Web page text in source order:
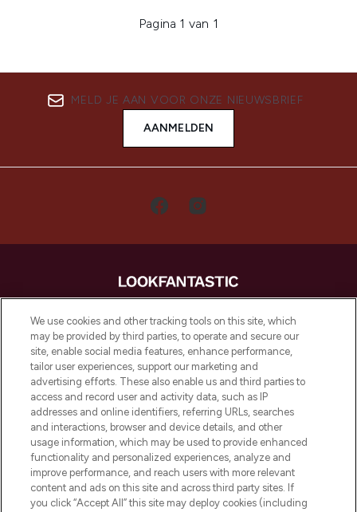
Pagina 1 van 1
MELD JE AAN VOOR ONZE NIEUWSBRIEF
AANMELDEN
LOOKFANTASTIC is de ultieme online
beautybestemming van Europa, met de
beste huidverzorging, haarproducten en
make-up van meer dan 200 topmerken.
Shop online of via de app, met gratis
verzending vanaf €40.
Cookie-toestemming
Do Not Sell or Share My Personal
Information
We use cookies and other tracking tools on this site, which
may be provided by third parties, to operate and secure our
site, enable social media features, enhance performance,
tailor user experiences, support our marketing and
advertising efforts. These also enable us and third parties to
access and record user and activity data, such as IP
addresses and online identifiers, referring URLs, searches
and interactions, browser and device details, and other
usage information, which may be used to provide enhanced
functionality and personalized experiences, analyze and
improve performance, and reach users with more relevant
content and ads on this site and across third party sites. If
you click “Accept All” this site may deploy cookies (including